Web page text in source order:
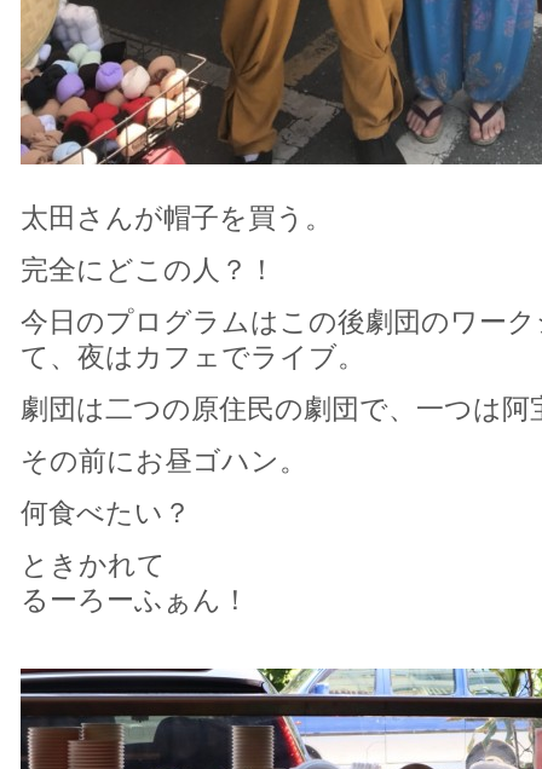
太田さんが帽子を買う。
完全にどこの人？！
今日のプログラムはこの後劇団のワー
て、夜はカフェでライブ。
劇団は二つの原住民の劇団で、一つは阿
その前にお昼ゴハン。
何食べたい？
ときかれて
るーろーふぁん！